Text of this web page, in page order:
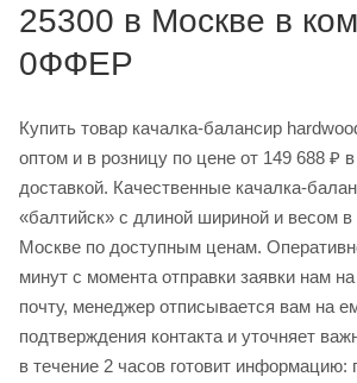
25300 в Москве в
0ФФЕР
Купить товар качалка-балансир
оптом и в розницу по цене от 149 688 ₽
доставкой. Качественные качалка-
«балтийск» с длиной шириной и весом в
Москве по доступным ценам.
минут с момента отправки заявки нам
почту, менеджер отписывается вам на
подтверждения контакта и уточняет
в течение 2 часов готовит информацию: